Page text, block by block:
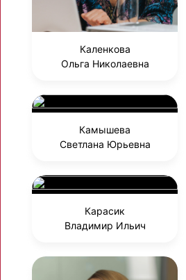
Каленкова
Ольга Николаевна
Камышева
Светлана Юрьевна
Карасик
Владимир Ильич